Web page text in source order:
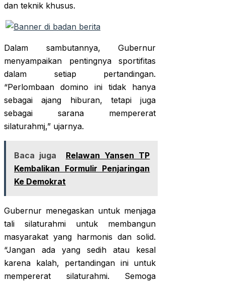
dan teknik khusus.
Dalam sambutannya, Gubernur
menyampaikan pentingnya sportifitas
dalam setiap pertandingan.
“Perlombaan domino ini tidak hanya
sebagai ajang hiburan, tetapi juga
sebagai sarana mempererat
silaturahmj,” ujarnya.
Baca juga
Relawan Yansen TP
Kembalikan Formulir Penjaringan
Ke Demokrat
Gubernur menegaskan untuk menjaga
tali silaturahmi untuk membangun
masyarakat yang harmonis dan solid.
“Jangan ada yang sedih atau kesal
karena kalah, pertandingan ini untuk
mempererat silaturahmi. Semoga